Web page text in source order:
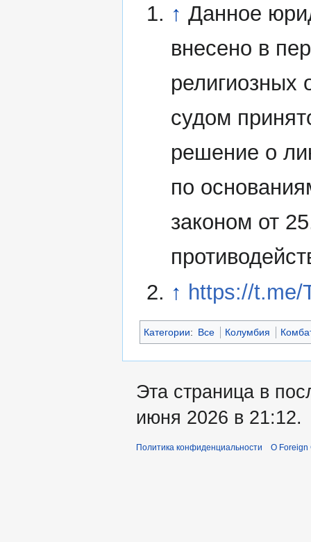
↑ Данное
внесено в
религиозных
судом
решение о
по
законом от
↑ https://t.me/
Категории: Все Колумбия
Эта страница в
июня 2026 в 21:12.
Политика конфиденциальности О Foreign